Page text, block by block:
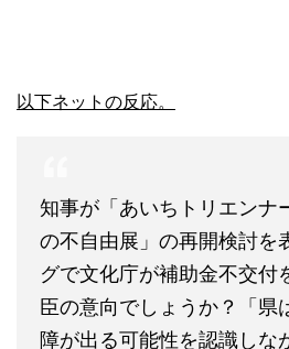
以下ネットの反応。
知事が「あいちトリエンナ
の不自由展」の再開検討を
グで文化庁が補助金不交付
臣の意向でしょうか？「県
障が出る可能性を認識しな